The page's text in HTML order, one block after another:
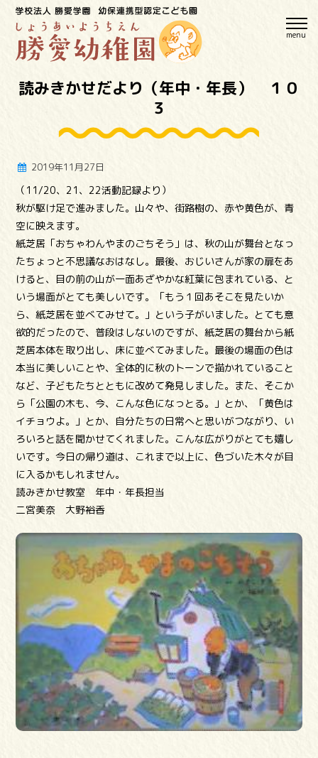
読みきかせだより（年中・年長） １０
３
2019年11月27日
（11/20、21、22活動記録より）
秋が駆け足で進みました。山々や、街路樹の、赤や黄色が、青
空に映えます。
紙芝居「おちゃわんやまのごちそう」は、秋の山が舞台となっ
たちょっと不思議なおはなし。最後、おじいさんが家の扉をあ
けると、目の前の山が一面あざやかな紅葉に包まれている、と
いう場面がとても美しいです。「もう１回あそこを見たいか
ら、紙芝居を並べてみせて。」という子がいました。とても意
欲的だったので、普段はしないのですが、紙芝居の舞台から紙
芝居本体を取り出し、床に並べてみました。最後の場面の色は
本当に美しいことや、全体的に秋のトーンで描かれていること
など、子どもたちとともに改めて発見しました。また、そこか
ら「公園の木も、今、こんな色になっとる。」とか、「黄色は
イチョウよ。」とか、自分たちの日常へと思いがつながり、い
ろいろと話を聞かせてくれました。こんな広がりがとても嬉し
いです。今日の帰り道は、これまで以上に、色づいた木々が目
に入るかもしれません。
読みきかせ教室 年中・年長担当
二宮美奈 大野裕香
menu